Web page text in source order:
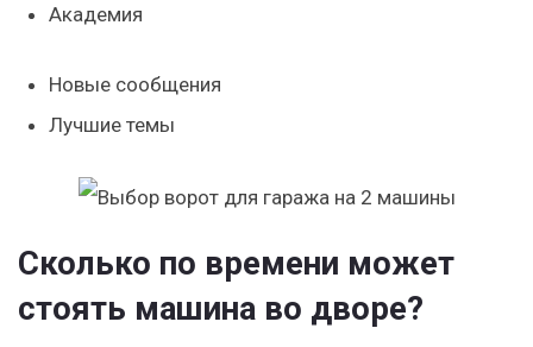
Академия
Новые сообщения
Лучшие темы
Сколько по времени может
стоять машина во дворе?